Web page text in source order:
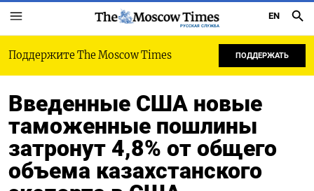
РУССКАЯ СЛУЖБА
EN
Поддержите The Moscow Times ПОДДЕРЖАТЬ
Введенные США новые
таможенные пошлины
затронут 4,8% от общего
объема казахстанского